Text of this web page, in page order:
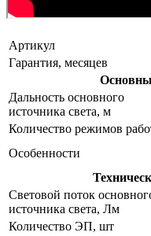
Артикул
Гарантия, месяцев
Дальность основного
источника света, м
Количество режимов
Особенности
Световой поток
источника света, Лм
Количество ЭП, шт